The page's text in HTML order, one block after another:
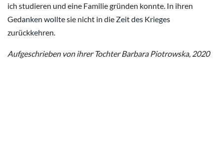
ich studieren und eine Familie gründen konnte. In ihren
Gedanken wollte sie nicht in die Zeit des Krieges
zurückkehren.
Aufgeschrieben von ihrer Tochter Barbara Piotrowska, 2020